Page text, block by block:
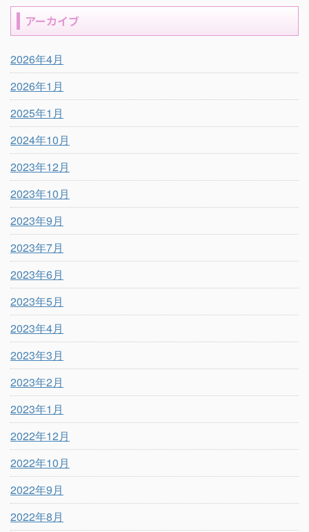
アーカイブ
2026年4月
2026年1月
2025年1月
2024年10月
2023年12月
2023年10月
2023年9月
2023年7月
2023年6月
2023年5月
2023年4月
2023年3月
2023年2月
2023年1月
2022年12月
2022年10月
2022年9月
2022年8月